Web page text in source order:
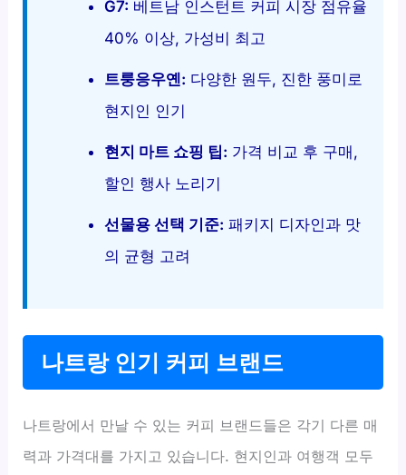
G7: 베트남 인스턴트 커피 시장 점유율
40% 이상, 가성비 최고
트룽응우옌: 다양한 원두, 진한 풍미로
현지인 인기
현지 마트 쇼핑 팁: 가격 비교 후 구매,
할인 행사 노리기
선물용 선택 기준: 패키지 디자인과 맛
의 균형 고려
나트랑 인기 커피 브랜드
나트랑에서 만날 수 있는 커피 브랜드들은 각기 다른 매
력과 가격대를 가지고 있습니다. 현지인과 여행객 모두